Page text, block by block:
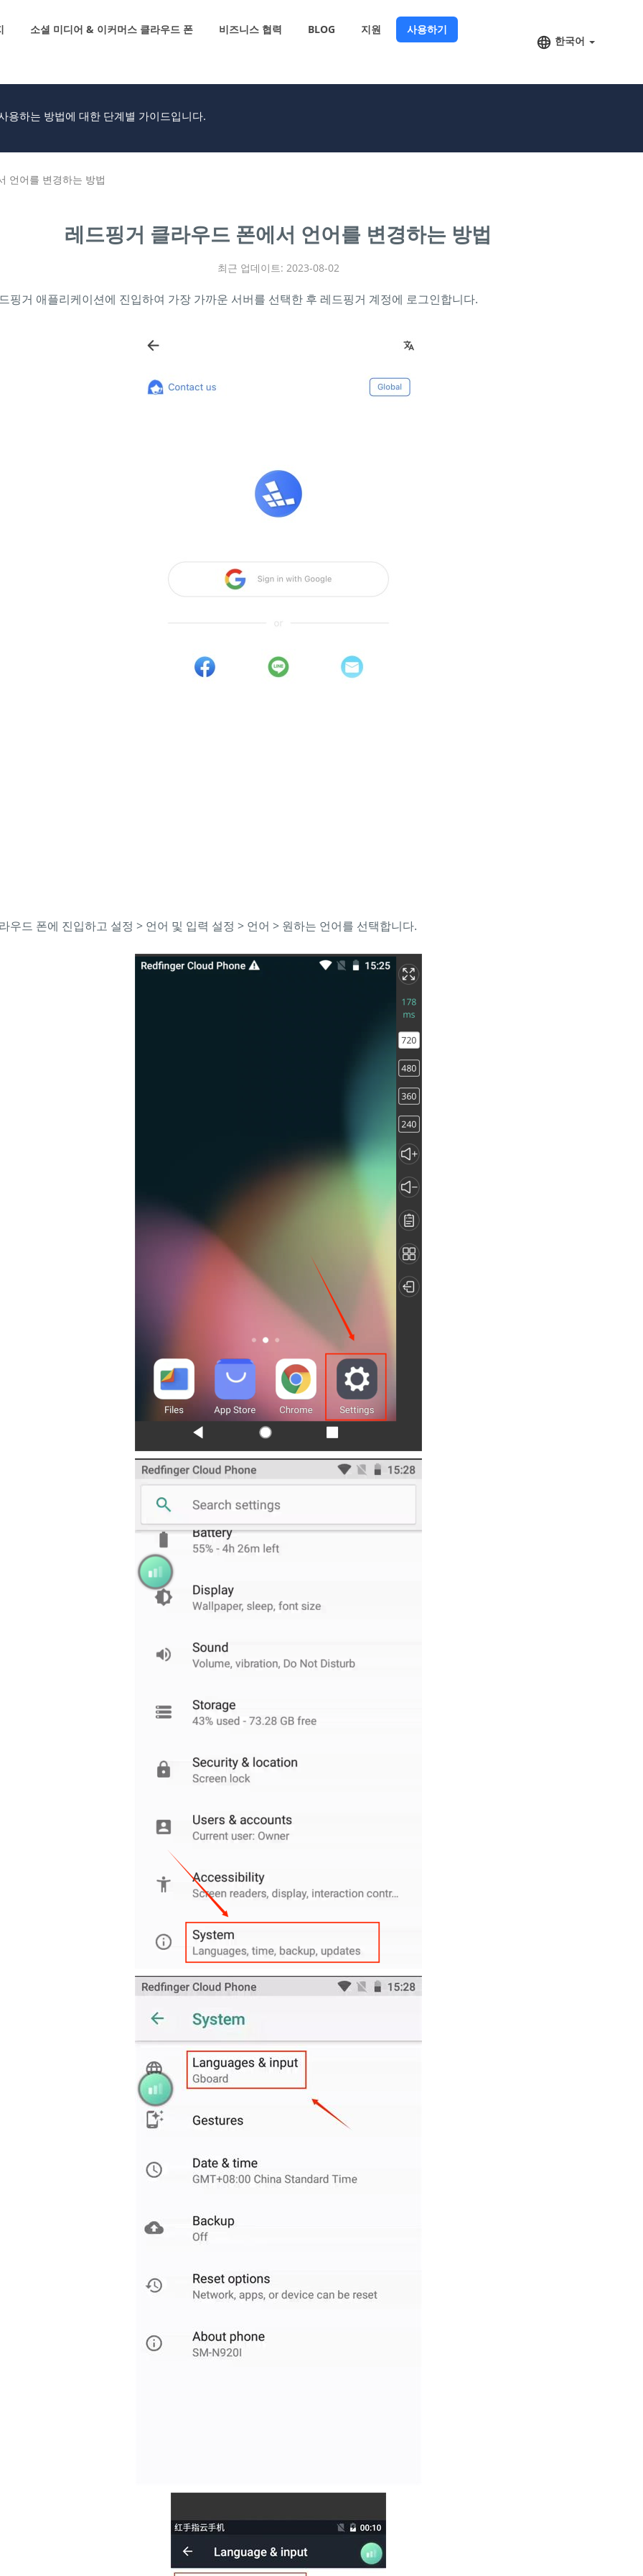
소셜 미디어 & 이커머스 클라우드 폰 비즈니스 협력 BLOG 지원
사용하기
한국어
용하는 방법에 대한 단계별 가이드입니다.
언어를 변경하는 방법
레드핑거 클라우드 폰에서 언어를 변경하는 방법
최근 업데이트: 2023-08-02
핑거 애플리케이션에 진입하여 가장 가까운 서버를 선택한 후 레드핑거 계정에 로그인합니다.
우드 폰에 진입하고 설정 > 언어 및 입력 설정 > 언어 > 원하는 언어를 선택합니다.